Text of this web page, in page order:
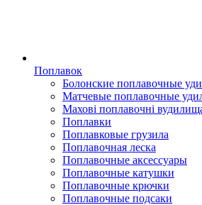
Поплавок
Болонские поплавочные
Матчевые поплавочные
Махові поплавочні
Поплавки
Поплавковые грузила
Поплавочная леска
Поплавочные аксессуары
Поплавочные катушки
Поплавочные крючки
Поплавочные подсаки